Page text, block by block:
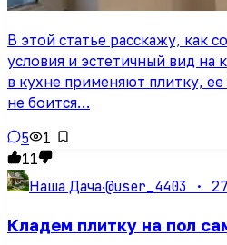
В этой статье расскажу, как
условия и эстетичный вид на
в кухне применяют плитку,
не боится…
5
1
11
Наша Дача·@user_4403 ·
Кладем плитку на пол